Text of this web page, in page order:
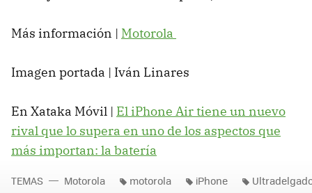
Más información | Motorola
Imagen portada | Iván Linares
En Xataka Móvil | El iPhone Air tiene un nuevo
rival que lo supera en uno de los aspectos que
más importan: la batería
TEMAS Motorola motorola iPhone